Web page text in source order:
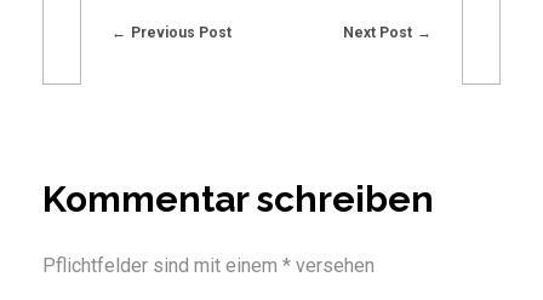
Previous Post Next Post
Kommentar schreiben
Pflichtfelder sind mit einem * versehen